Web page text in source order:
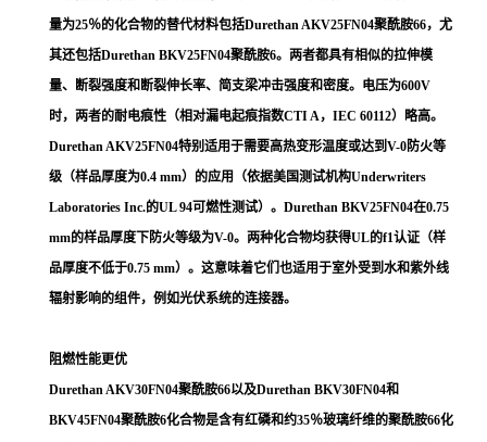
量为25％的化合物的替代材料包括Durethan AKV25FN04聚酰胺66，尤
其还包括Durethan BKV25FN04聚酰胺6。两者都具有相似的拉伸模
量、断裂强度和断裂伸长率、简支梁冲击强度和密度。电压为600V
时，两者的耐电痕性（相对漏电起痕指数CTI A，IEC 60112）略高。
Durethan AKV25FN04特别适用于需要高热变形温度或达到V-0防火等
级（样品厚度为0.4 mm）的应用（依据美国测试机构Underwriters
Laboratories Inc.的UL 94可燃性测试）。Durethan BKV25FN04在0.75
mm的样品厚度下防火等级为V-0。两种化合物均获得UL的f1认证（样
品厚度不低于0.75 mm）。这意味着它们也适用于室外受到水和紫外线
辐射影响的组件，例如光伏系统的连接器。
阻燃性能更优
Durethan AKV30FN04聚酰胺66以及Durethan BKV30FN04和
BKV45FN04聚酰胺6化合物是含有红磷和约35％玻璃纤维的聚酰胺66化